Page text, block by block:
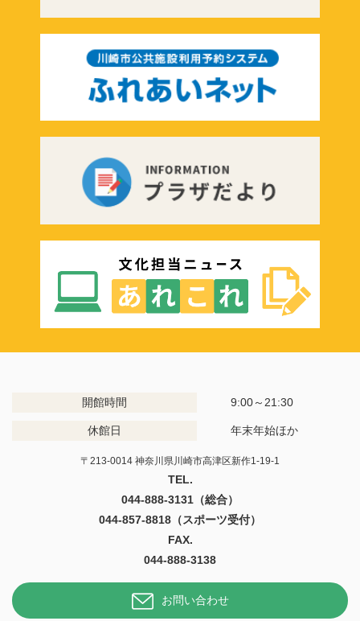
開館時間 9:00～21:30
休館日 年末年始ほか
〒213-0014 神奈川県川崎市高津区新作1-19-1
TEL.
044-888-3131（総合）
044-857-8818（スポーツ受付）
FAX.
044-888-3138
お問い合わせ